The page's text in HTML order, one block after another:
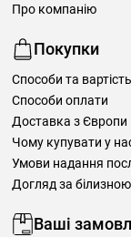
Про компанію
Покупки
Способи та
Способи оплати
Доставка з Європи
Чому купувати у
Умови надання
Догляд за білизною
Ваші